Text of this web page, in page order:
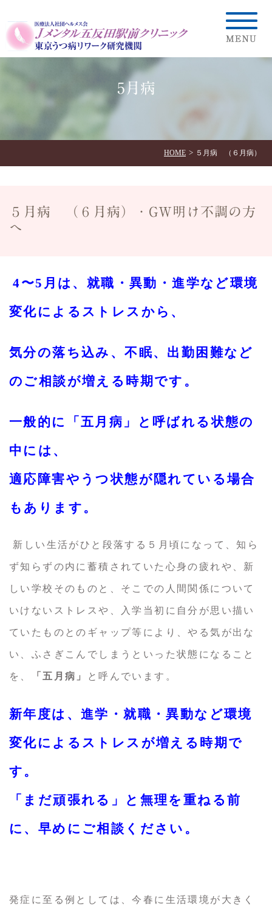
5月病
HOME ５月病 （６月病）
５月病 （６月病）・GW明け不調の方
へ
4〜5月は、就職・異動・進学など環境
変化によるストレスから、
気分の落ち込み、不眠、出勤困難など
のご相談が増える時期です。
一般的に「五月病」と呼ばれる状態の
中には、
適応障害やうつ状態が隠れている場合
もあります。
新しい生活がひと段落する５月頃になって、知ら
ず知らずの内に蓄積されていた心身の疲れや、新
しい学校そのものと、そこでの人間関係について
いけないストレスや、入学当初に自分が思い描い
ていたものとのギャップ等により、やる気が出な
い、ふさぎこんでしまうといった状態になること
を、 「五月病」 と呼んでいます。
新年度は、進学・就職・異動など環境
変化によるストレスが増える時期で
す。
「まだ頑張れる」と無理を重ねる前
に、早めにご相談ください。
発症に至る例としては、今春に生活環境が大きく